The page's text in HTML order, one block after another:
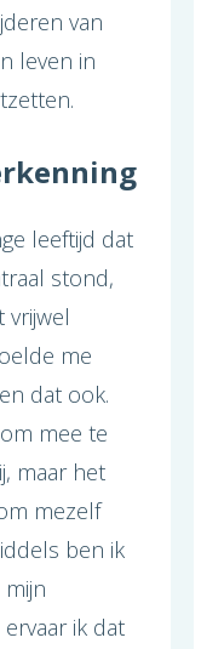
van
leven in
leeftijd dat
stond,
vrijwel
me
dat ook.
mee te
maar het
mezelf
ben ik
mijn
ik dat